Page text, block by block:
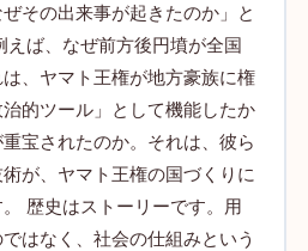
その出来事が起きたのか」と
えば、なぜ前方後円墳が全国
、ヤマト王権が地方豪族に権
的ツール」として機能したか
宝されたのか。それは、彼ら
が、ヤマト王権の国づくりに
歴史はストーリーです。用
はなく、社会の仕組みという